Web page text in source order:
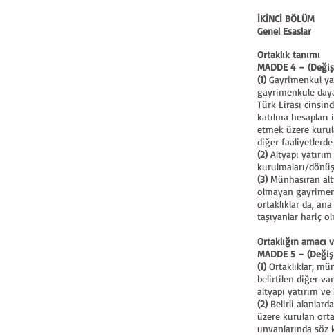
İKİNCİ BÖLÜM
Genel Esaslar
Ortaklık tanımı
MADDE 4 –
(1) Gayrimenkul
gayrimenkule
Türk Lirası
katılma
etmek üzere
diğer
(2) Altyapı
kurulmaları/
(3) Münhasıran
olmayan
ortaklıklar da,
taşıyanlar hariç
Ortaklığın
MADDE 5 –
(1) Ortaklıklar;
belirtilen diğer
altyapı yatırım
(2) Belirli
üzere kurulan
unvanlarında